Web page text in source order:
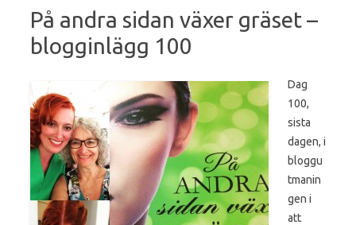
På andra sidan växer gräset –
blogginlägg 100
Dag
100,
sista
dagen, i
bloggu
tmanin
gen i
att